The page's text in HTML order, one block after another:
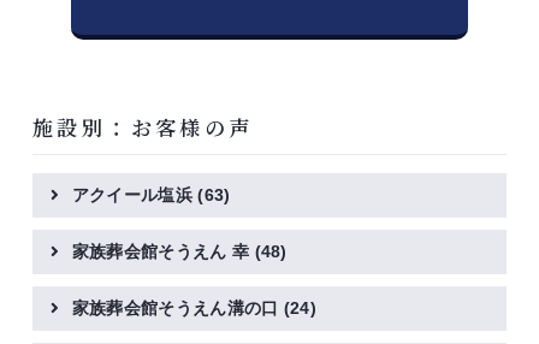
施設別：お客様の声
アクイール塩浜(63)
家族葬会館そうえん 幸 (48)
家族葬会館そうえん溝の口 (24)